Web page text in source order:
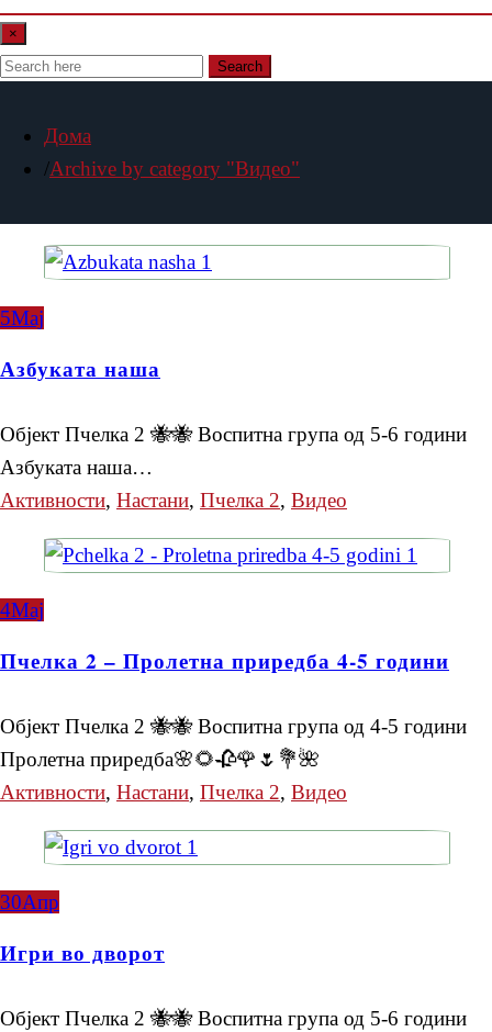
×
Search
Дома
Archive by category "Видео"
5Мај
Азбуката наша
Објект Пчелка 2 🐝🐝 Воспитна група од 5-6 години
Азбуката наша…
Активности, Настани, Пчелка 2, Видео
4Мај
Пчелка 2 – Пролетна приредба 4-5 години
Објект Пчелка 2 🐝🐝 Воспитна група од 4-5 години
Пролетна приредба🌸🌻🥀🌹🌷💐🌺
Активности, Настани, Пчелка 2, Видео
30Апр
Игри во дворот
Објект Пчелка 2 🐝🐝 Воспитна група од 5-6 години